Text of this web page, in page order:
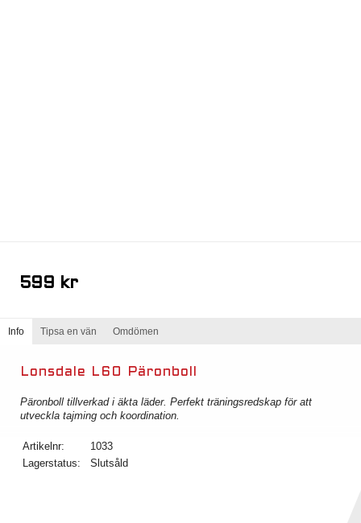
599 kr
Info Tipsa en vän Omdömen
Lonsdale L60 Päronboll
Päronboll tillverkad i äkta läder. Perfekt träningsredskap för att
utveckla tajming och koordination.
Artikelnr:
1033
Lagerstatus:
Slutsåld